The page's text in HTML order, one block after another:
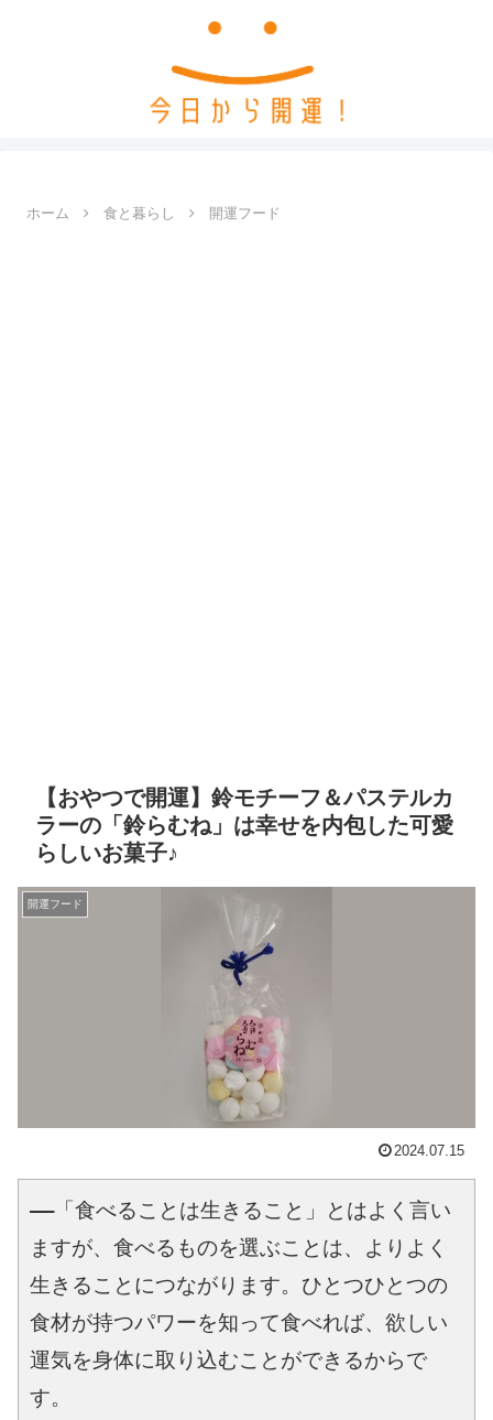
ホーム 食と暮らし 開運フード
【おやつで開運】鈴モチーフ＆パステルカ
ラーの「鈴らむね」は幸せを内包した可愛
らしいお菓子♪
開運フード
2024.07.15
――「食べることは生きること」とはよく言い
ますが、食べるものを選ぶことは、よりよく
生きることにつながります。ひとつひとつの
食材が持つパワーを知って食べれば、欲しい
運気を身体に取り込むことができるからで
す。